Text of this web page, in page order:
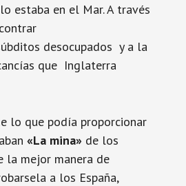
estaba en el Mar. A través
desocupados y a la
que Inglaterra
lo que podía proporcionar
«La mina» de los
la mejor manera de
a los España,